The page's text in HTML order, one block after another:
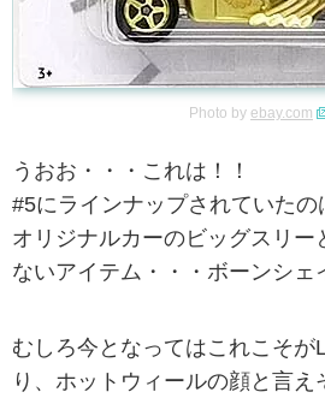
Photo by ebay.com
うおお・・・これは！！
#5にラインナップされていた
オリジナルカーのビッグスリー
ないアイテム・・・ボーンシェ
むしろ今となってはこれこそが
り、ホットウィールの顔と言え